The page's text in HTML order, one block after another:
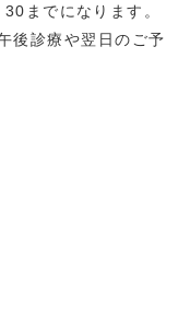
までになります。
後診療や翌日のご予